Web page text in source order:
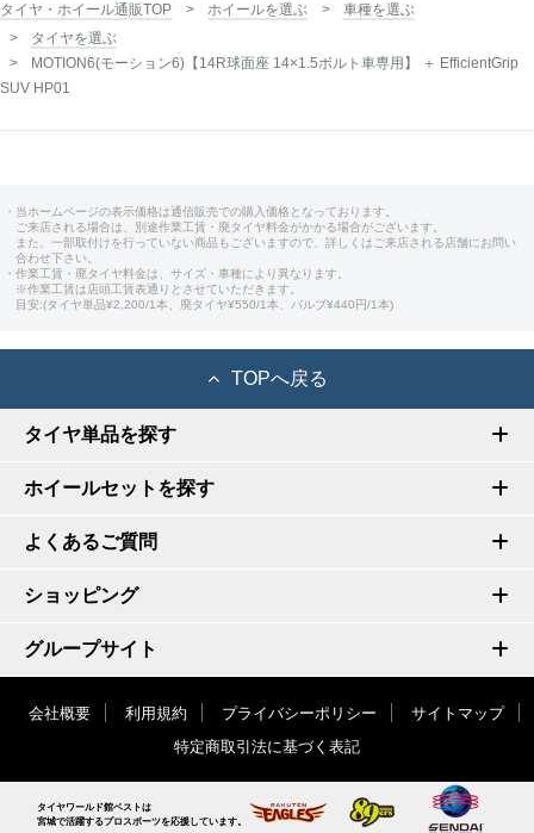
タイヤ・ホイール通販TOP ホイールを選ぶ
車種を選ぶ
タイヤを選ぶ
MOTION6(モーション6)【14R球面座 14×1.5ボルト車専用】 ＋ EfficientGrip
SUV HP01
・当ホームページの表示価格は通信販売での購入価格となっております。
ご来店される場合は、別途作業工賃・廃タイヤ料金がかかる場合がございます。
また、一部取付けを行っていない商品もございますので、詳しくはご来店される店舗にお問い
合わせ下さい。
・作業工賃・廃タイヤ料金は、サイズ・車種により異なります。
※作業工賃は店頭工賃表通りとさせていただきます。
目安:(タイヤ単品¥2,200/1本、廃タイヤ¥550/1本、バルブ¥440円/1本)
TOPへ戻る
タイヤ単品を探す
ホイールセットを探す
よくあるご質問
ショッピング
グループサイト
会社概要 利用規約 プライバシーポリシー
サイトマップ
特定商取引法に基づく表記
タイヤワールド館ベストは
宮城で活躍するプロスポーツを応援しています。